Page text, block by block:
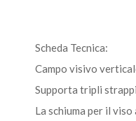
Scheda Tecnica:
Campo visivo
Supporta tripli
La schiuma per il